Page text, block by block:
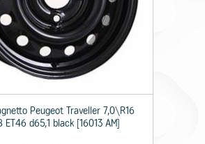
Peugeot Traveller 7,0\R16
ET46 d65,1 black [16013 AM]